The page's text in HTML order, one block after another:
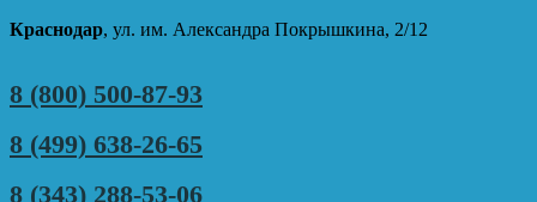
Краснодар, ул. им. Александра Покрышкина, 2/12
8 (800) 500-87-93
8 (499) 638-26-65
8 (343) 288-53-06